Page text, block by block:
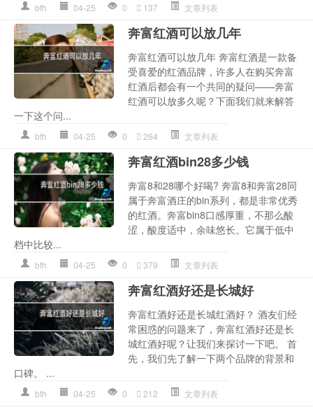
bfh 04-25 0 137 文章列表
奔富红酒可以放几年
奔富红酒可以放几年 奔富红酒是一款备
受喜爱的红酒品牌，许多人在购买奔富
红酒后都会有一个共同的疑问——奔富
红酒可以放多久呢？下面我们就来解答
一下这个问...
bfh 04-25 0 264 文章列表
奔富红酒bin28多少钱
奔富8和28哪个好喝? 奔富8和奔富28同
属于奔富酒庄的bin系列，都是非常优秀
的红酒。奔富bin8口感厚重，不那么酸
涩，酸度适中，余味悠长。它属于低中
档中比较...
bfh 04-25 0 379 文章列表
奔富红酒好还是长城好
奔富红酒好还是长城红酒好？ 酒友们经
常困惑的问题来了，奔富红酒好还是长
城红酒好呢？让我们来探讨一下吧。 首
先，我们先了解一下两个品牌的背景和
口碑。 ...
bfh 04-25 0 212 文章列表